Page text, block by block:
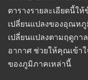
ตารางรายละเอียดนี้ใ
เปลี่ยนแปลงของอุณห
เปลี่ยนแปลงตามฤดูกา
อากาศ ช่วยให้คุณเข้า
ของภูมิภาคเหล่านี้